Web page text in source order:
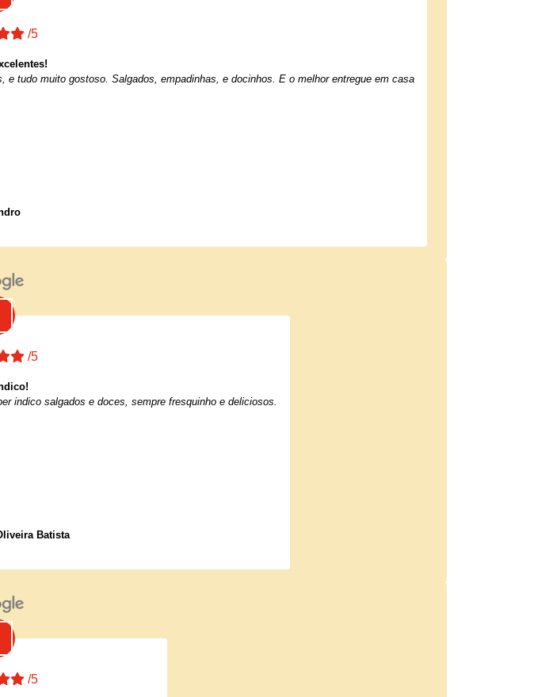
/5
tudo muito gostoso. Salgados, empadinhas, e docinhos. E o melhor entregue em casa
/5
indico salgados e doces, sempre fresquinho e deliciosos.
Batista
/5